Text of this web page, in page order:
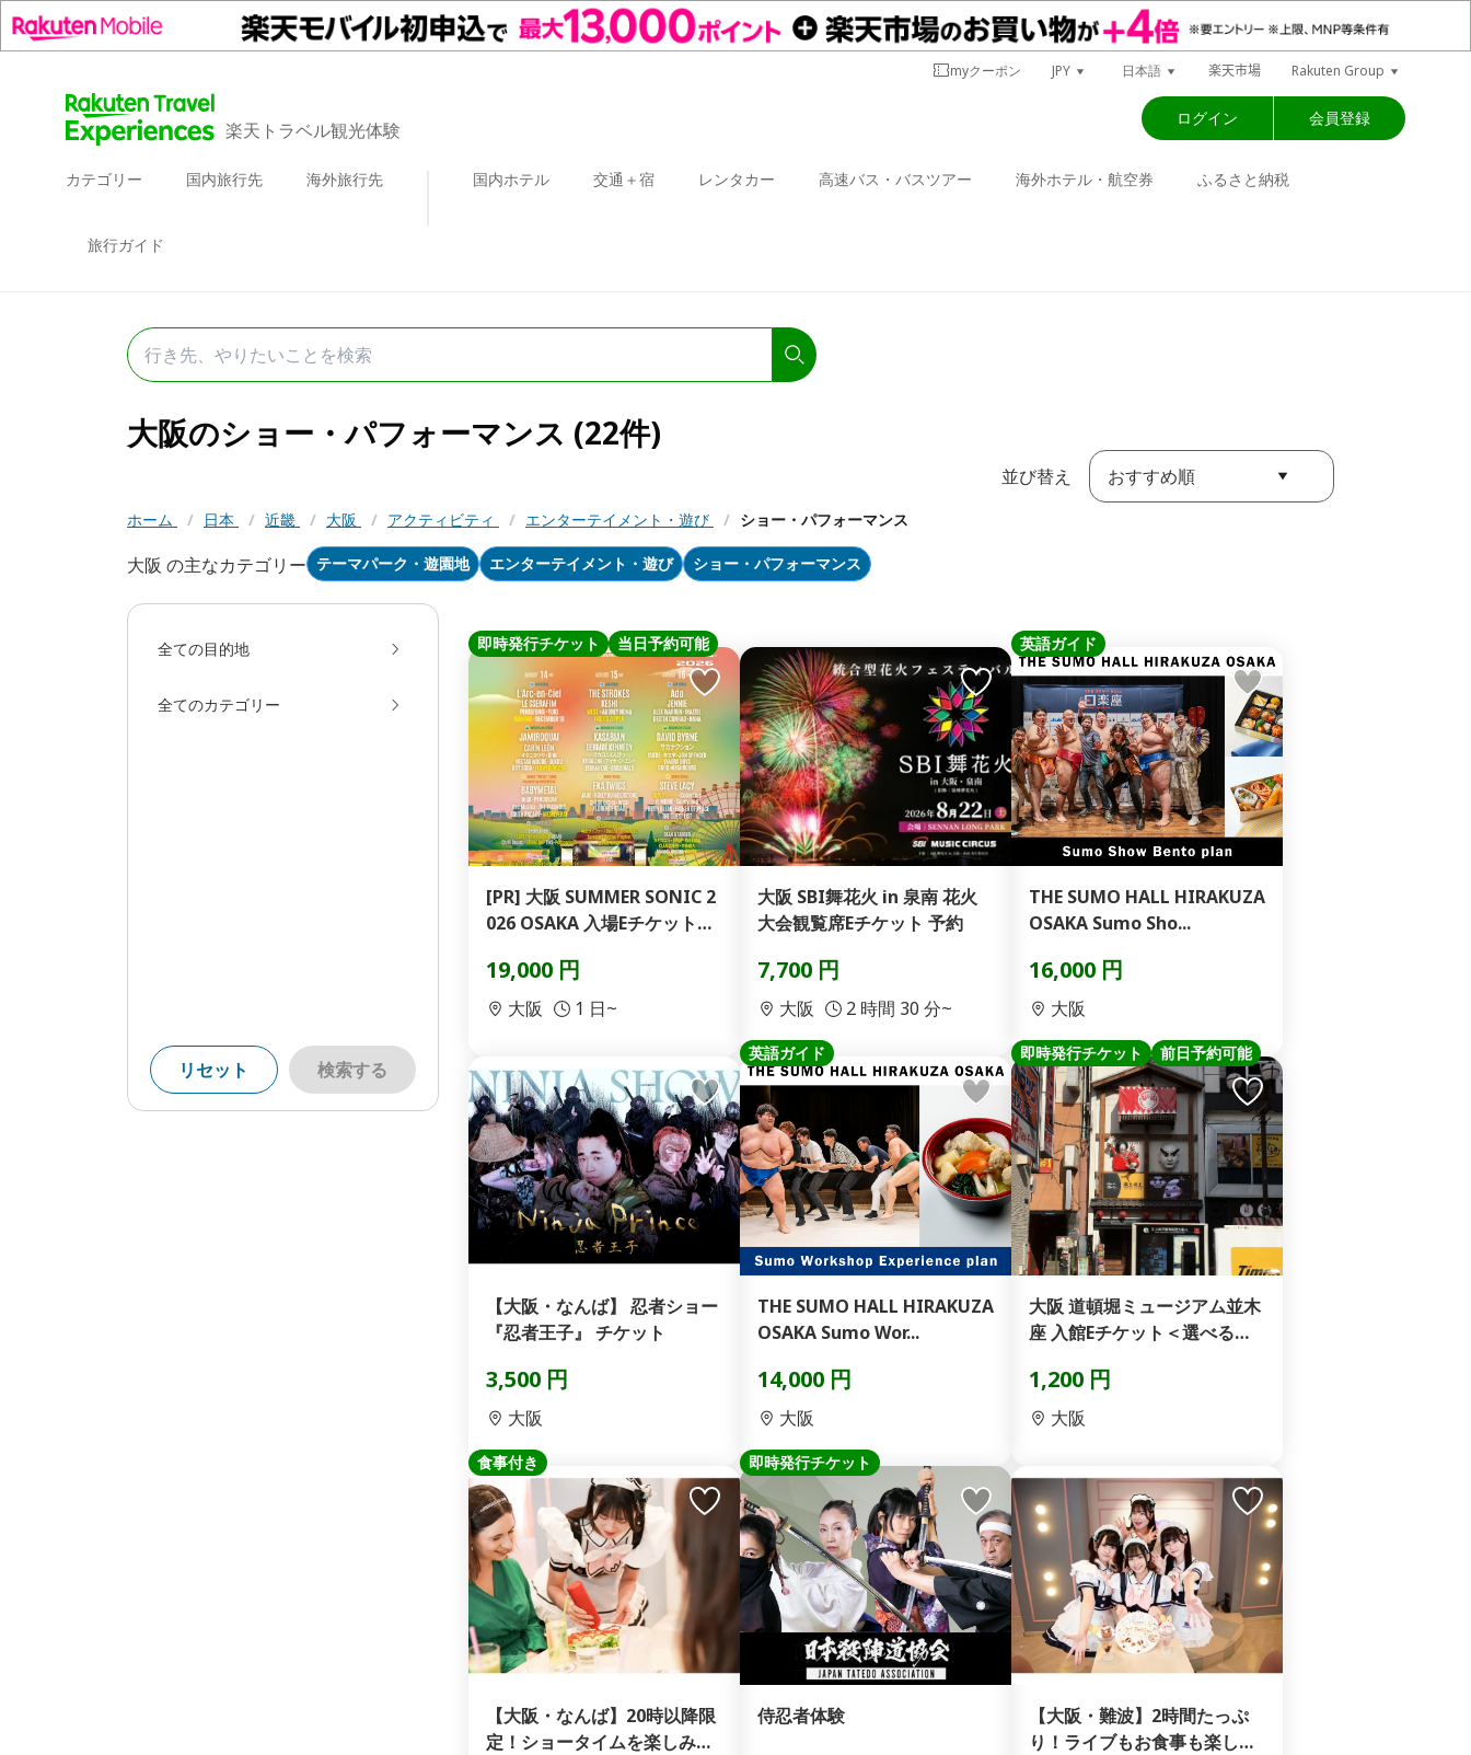
myクーポン JPY 日本語 楽天市場 Rakuten Group
楽天トラベル観光体験
ログイン 会員登録
カテゴリー 国内旅行先 海外旅行先 国内ホテル 交通＋宿 レンタカー 高速バス・バスツアー 海外ホテル・航空券 ふるさと納税
旅行ガイド
大阪のショー・パフォーマンス (22件)
ホーム / 日本 / 近畿 / 大阪 / アクティビティ / エンターテイメント・遊び / ショー・パフォーマンス
並び替え おすすめ順
大阪 の主なカテゴリー テーマパーク・遊園地 エンターテイメント・遊び ショー・パフォーマンス
全ての目的地
全てのカテゴリー
リセット 検索する
即時発行チケット 当日予約可能
[PR] 大阪 SUMMER SONIC 2
026 OSAKA 入場Eチケット
19,000 円
大阪 1 日~
大阪 SBI舞花火 in 泉南 花火
大会観覧席Eチケット 予約
7,700 円
大阪 2 時間 30 分~
英語ガイド
THE SUMO HALL HIRAKUZA
OSAKA Sumo Sho...
16,000 円
大阪
【大阪・なんば】 忍者ショー
『忍者王子』 チケット
3,500 円
大阪
英語ガイド
THE SUMO HALL HIRAKUZA
OSAKA Sumo Wor...
14,000 円
大阪
即時発行チケット 前日予約可能
大阪 道頓堀ミュージアム並木
座 入館Eチケット＜選べるコ
1,200 円
大阪
食事付き
【大阪・なんば】20時以降限
定！ショータイムを楽しみな
即時発行チケット
侍忍者体験
【大阪・難波】2時間たっぷ
り！ライブもお食事も楽しめ